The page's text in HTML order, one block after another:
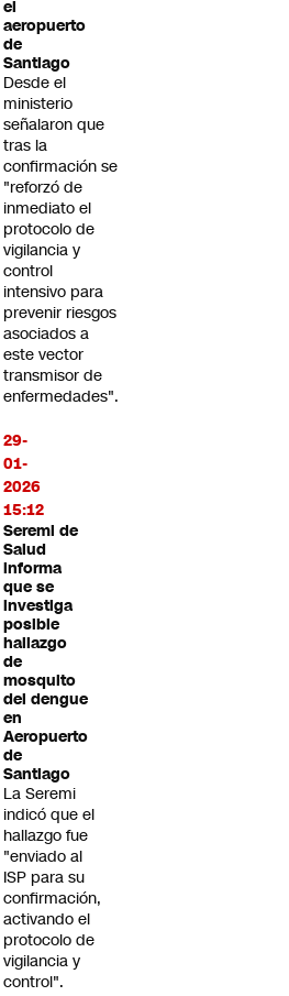
el
aeropuerto
de
Santiago
Desde el
ministerio
señalaron que
tras la
confirmación se
"reforzó de
inmediato el
protocolo de
vigilancia y
control
intensivo para
prevenir riesgos
asociados a
este vector
transmisor de
enfermedades".
29-
01-
2026
15:12
Seremi de
Salud
informa
que se
investiga
posible
hallazgo
de
mosquito
del dengue
en
Aeropuerto
de
Santiago
La Seremi
indicó que el
hallazgo fue
"enviado al
ISP para su
confirmación,
activando el
protocolo de
vigilancia y
control".